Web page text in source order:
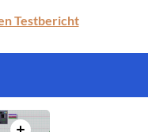
Testbericht